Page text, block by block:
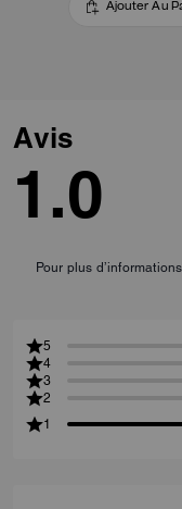
Ajouter Au
Avis
1.0
Pour plus
5
4
3
2
1